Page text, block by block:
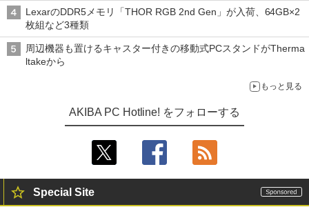
LexarのDDR5メモリ「THOR RGB 2nd Gen」が入荷、64GB×2
枚組など3種類
周辺機器も置けるキャスター付きの移動式PCスタンドがTherma
ltakeから
もっと見る
AKIBA PC Hotline! をフォローする
Special Site